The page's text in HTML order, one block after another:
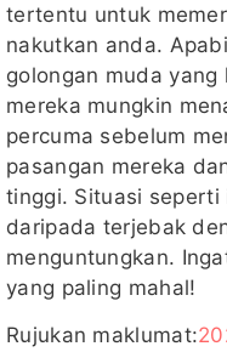
tertentu untuk
nakutkan anda.
golongan muda yang
mereka mungkin
percuma sebelum
pasangan mereka
tinggi. Situasi seperti
daripada terjebak
menguntungkan.
yang paling mahal!
Rujukan maklumat: